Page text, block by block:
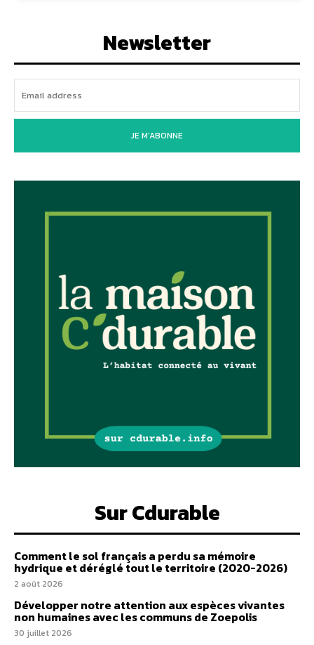
Newsletter
JE M'ABONNE
Sur Cdurable
Comment le sol français a perdu sa mémoire
hydrique et déréglé tout le territoire (2020-2026)
2 août 2026
Développer notre attention aux espèces vivantes
non humaines avec les communs de Zoepolis
30 juillet 2026